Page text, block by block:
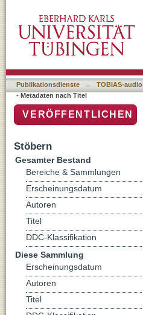
Publikationsdienste → TOBIAS-audio
- Metadaten nach Titel
VERÖFFENTLICHEN
Stöbern
Gesamter Bestand
Bereiche & Sammlungen
Erscheinungsdatum
Autoren
Titel
DDC-Klassifikation
Diese Sammlung
Erscheinungsdatum
Autoren
Titel